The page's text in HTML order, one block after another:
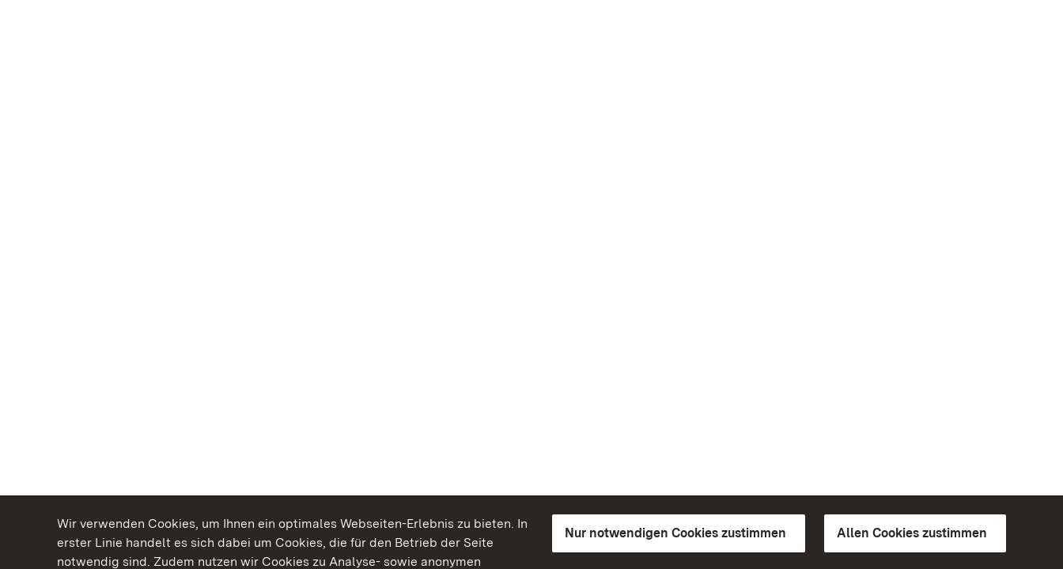
Wir verwenden Cookies, um Ihnen ein optimales Webseiten-Erlebnis zu bieten. In
erster Linie handelt es sich dabei um Cookies, die für den Betrieb der Seite
notwendig sind. Zudem nutzen wir Cookies zu Analyse- sowie anonymen
Nur notwendigen Cookies zustimmen Allen Cookies zustimmen